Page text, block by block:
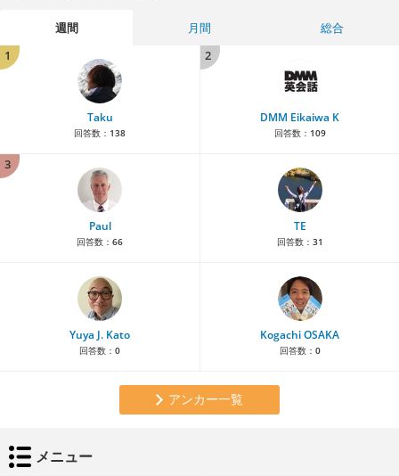
週間 月間
総合
1
Taku
回答数： 138
2
DMM Eikaiwa K
回答数： 109
3
Paul
回答数： 66
TE
回答数： 31
Yuya J. Kato
回答数： 0
Kogachi OSAKA
回答数： 0
アンカー一覧
メニュー